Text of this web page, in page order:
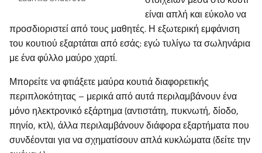
είναι απλή και εύκολο να
προσδιοριστεί από τους μαθητές. Η εξωτερική εμφάνιση
του κουτιού εξαρτάται από εσάς: εγώ τυλίγω τα σωληνάρια
με ένα φύλλο μαύρο χαρτί.
Μπορείτε να φτιάξετε μαύρα κουτιά διαφορετικής
περιπλοκότητας – μερικά από αυτά περιλαμβάνουν ένα
μόνο ηλεκτρονικό εξάρτημα (αντιστάτη, πυκνωτή, δίοδο,
πηνίο, κτλ), άλλα περιλαμβάνουν διάφορα εξαρτήματα που
συνδέονται για να σχηματίσουν απλά κυκλώματα (δείτε την